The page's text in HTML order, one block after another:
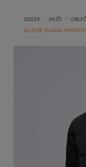
SIZEER MUŽI
ELLESSE BUNDA